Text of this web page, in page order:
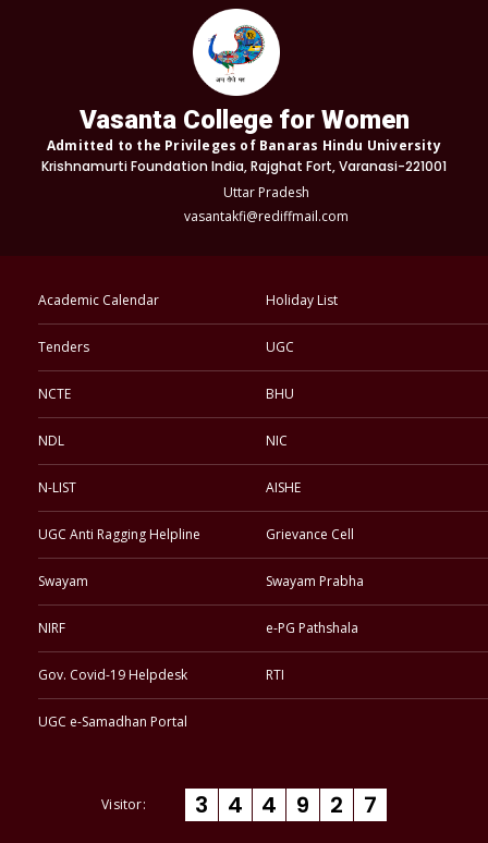
Vasanta College for Women
Admitted to the Privileges of Banaras Hindu University
Krishnamurti Foundation India, Rajghat Fort, Varanasi-221001
Uttar Pradesh
vasantakfi@rediffmail.com
Academic Calendar Holiday List
Tenders UGC
NCTE BHU
NDL NIC
N-LIST AISHE
UGC Anti Ragging Helpline Grievance Cell
Swayam Swayam Prabha
NIRF e-PG Pathshala
Gov. Covid-19 Helpdesk RTI
UGC e-Samadhan Portal
Visitor: 3 4 4 9 2 7